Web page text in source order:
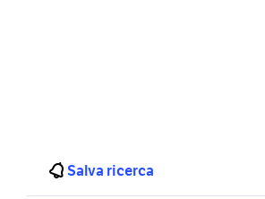
Salva ricerca